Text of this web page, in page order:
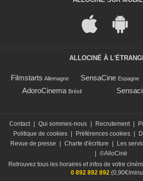
ALLOCINÉ À
Filmstarts Allemagne SensaCine Espagne
AdoroCinema Brésil
Contact Qui sommes-nous Recrutement
Politique de cookies
Préférences cookies
Revue de presse
Charte d'écriture Les
©AlloCiné
Retrouvez tous les horaires et infos de votre
0 892 892 892(0,90€/